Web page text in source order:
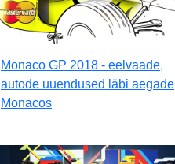
Monaco GP 2018 - eelvaade,
autode uuendused läbi aegade
Monacos